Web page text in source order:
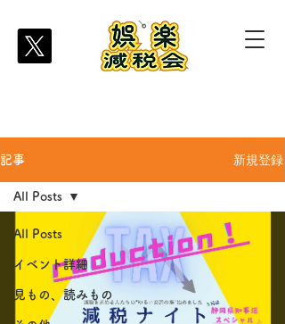
記事 新規登録
All Posts
イベント詳細
見もの、読みもの
All Posts